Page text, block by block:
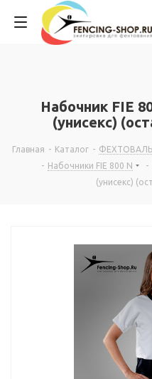
Набочник FIE
(унисекс)
Главная - Каталог -
- Набочники FIE 800 N -
(унисекс)